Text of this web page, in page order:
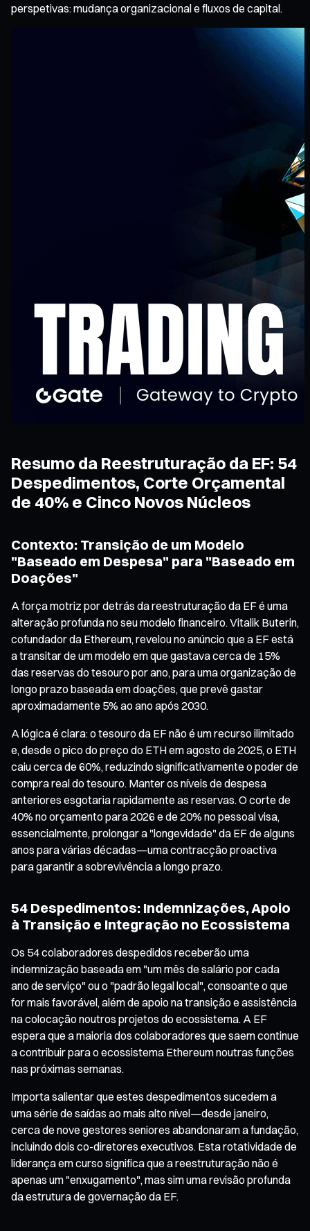
perspetivas: mudança organizacional e fluxos de capital.
Resumo da Reestruturação da EF: 54
Despedimentos, Corte Orçamental
de 40% e Cinco Novos Núcleos
Contexto: Transição de um Modelo
"Baseado em Despesa" para "Baseado em
Doações"
A força motriz por detrás da reestruturação da EF é uma
alteração profunda no seu modelo financeiro. Vitalik Buterin,
cofundador da Ethereum, revelou no anúncio que a EF está
a transitar de um modelo em que gastava cerca de 15%
das reservas do tesouro por ano, para uma organização de
longo prazo baseada em doações, que prevê gastar
aproximadamente 5% ao ano após 2030.
A lógica é clara: o tesouro da EF não é um recurso ilimitado
e, desde o pico do preço do ETH em agosto de 2025, o ETH
caiu cerca de 60%, reduzindo significativamente o poder de
compra real do tesouro. Manter os níveis de despesa
anteriores esgotaria rapidamente as reservas. O corte de
40% no orçamento para 2026 e de 20% no pessoal visa,
essencialmente, prolongar a "longevidade" da EF de alguns
anos para várias décadas—uma contracção proactiva
para garantir a sobrevivência a longo prazo.
54 Despedimentos: Indemnizações, Apoio
à Transição e Integração no Ecossistema
Os 54 colaboradores despedidos receberão uma
indemnização baseada em "um mês de salário por cada
ano de serviço" ou o "padrão legal local", consoante o que
for mais favorável, além de apoio na transição e assistência
na colocação noutros projetos do ecossistema. A EF
espera que a maioria dos colaboradores que saem continue
a contribuir para o ecossistema Ethereum noutras funções
nas próximas semanas.
Importa salientar que estes despedimentos sucedem a
uma série de saídas ao mais alto nível—desde janeiro,
cerca de nove gestores seniores abandonaram a fundação,
incluindo dois co-diretores executivos. Esta rotatividade de
liderança em curso significa que a reestruturação não é
apenas um "enxugamento", mas sim uma revisão profunda
da estrutura de governação da EF.